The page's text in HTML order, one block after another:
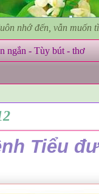
nhớ đến, vẫn muốn
ngắn - Tùy bút - thơ
Tiểu